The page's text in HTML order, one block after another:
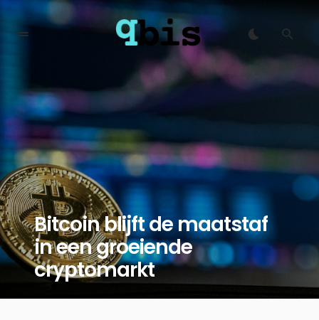
Bitcoin blijft de maatstaf
in een groeiende
cryptomarkt